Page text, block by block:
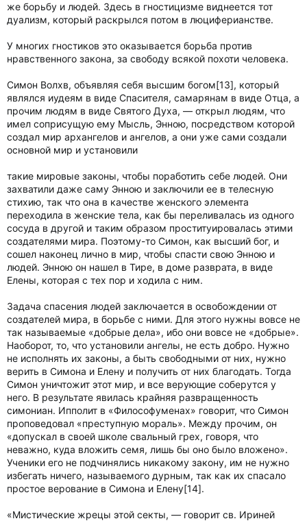
же борьбу и людей. Здесь в гностицизме виднеется тот
дуализм, который раскрылся потом в люциферианстве.
У многих гностиков это оказывается борьба против
нравственного закона, за свободу всякой похоти человека.
Симон Волхв, объявляя себя высшим богом[13], который
являлся иудеям в виде Спасителя, самарянам в виде Отца, а
прочим людям в виде Святого Духа, — открыл людям, что
имел соприсущую ему Мысль, Энною, посредством которой
создал мир архангелов и ангелов, а они уже сами создали
основной мир и установили
такие мировые законы, чтобы поработить себе людей. Они
захватили даже саму Энною и заключили ее в телесную
стихию, так что она в качестве женского элемента
переходила в женские тела, как бы переливалась из одного
сосуда в другой и таким образом проституировалась этими
создателями мира. Поэтому-то Симон, как высший бог, и
сошел наконец лично в мир, чтобы спасти свою Энною и
людей. Энною он нашел в Тире, в доме разврата, в виде
Елены, которая с тех пор и ходила с ним.
Задача спасения людей заключается в освобождении от
создателей мира, в борьбе с ними. Для этого нужны вовсе не
так называемые «добрые дела», ибо они вовсе не «добрые».
Наоборот, то, что установили ангелы, не есть добро. Нужно
не исполнять их законы, а быть свободными от них, нужно
верить в Симона и Елену и получить от них благодать. Тогда
Симон уничтожит этот мир, и все верующие соберутся у
него. В результате явилась крайняя развращенность
симониан. Ипполит в «Философуменах» говорит, что Симон
проповедовал «преступную мораль». Между прочим, он
«допускал в своей школе свальный грех, говоря, что
неважно, куда вложить семя, лишь бы оно было вложено».
Ученики его не подчинялись никакому закону, им не нужно
избегать ничего, называемого дурным, так как их спасало
простое верование в Симона и Елену[14].
«Мистические жрецы этой секты, — говорит св. Ириней